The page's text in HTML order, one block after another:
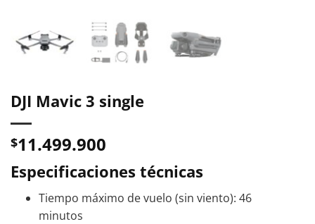
DJI Mavic 3 single
$11.499.900
Especificaciones técnicas
Tiempo máximo de vuelo (sin viento): 46
minutos